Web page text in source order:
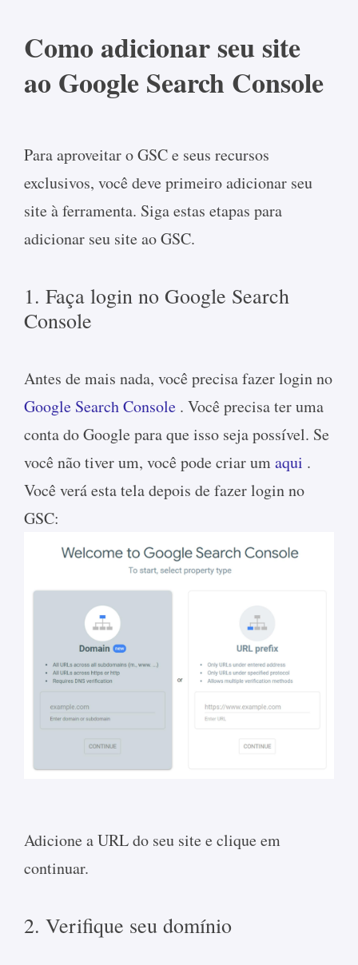
Como adicionar seu site
ao Google Search Console
Para aproveitar o GSC e seus recursos
exclusivos, você deve primeiro adicionar seu
site à ferramenta. Siga estas etapas para
adicionar seu site ao GSC.
1. Faça login no Google Search
Console
Antes de mais nada, você precisa fazer login no
Google Search Console . Você precisa ter uma
conta do Google para que isso seja possível. Se
você não tiver um, você pode criar umaqui .
Você verá esta tela depois de fazer login no
GSC:
Adicione a URL do seu site e clique em
continuar.
2. Verifique seu domínio